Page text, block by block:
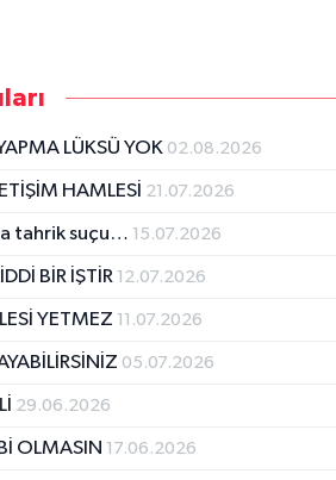
LÜKSÜ YOK 02.08.2026
HAMLESİ 21.07.2026
tahrik suçu… 15.07.2026
BİR İŞTİR 12.07.2026
YETMEZ 11.07.2026
05.07.2026
29.06.2026
OLMASIN 17.06.2026